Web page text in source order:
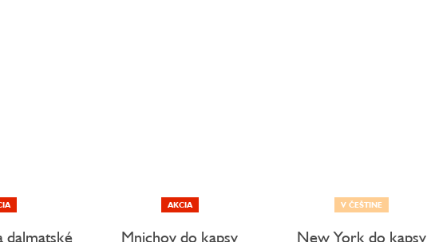
dalmatské
AKCIA
Mnichov do kapsy
V ČEŠTINE
New York do kapsy